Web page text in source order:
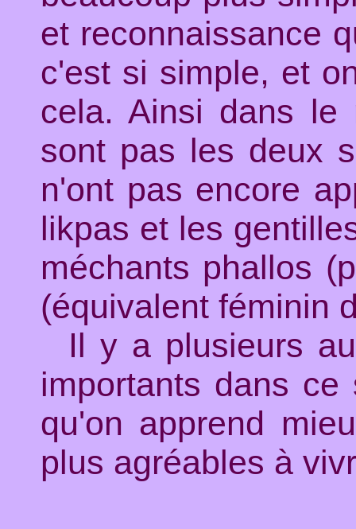
et reconnaissance
c'est si simple, et
cela. Ainsi dans le
sont pas les deux
n'ont pas encore
likpas et les
méchants phallos
(équivalent féminin
Il y a plusieurs
importants dans
qu'on apprend
plus agréables à